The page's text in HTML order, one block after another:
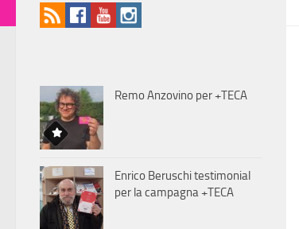
Remo Anzovino per +TECA
Enrico Beruschi testimonial
per la campagna +TECA